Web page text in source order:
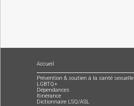
Accueil
Prévention & soutien à la santé sexuelle
LGBTQ+
Dépendances
Itinérance
Dictionnaire LSQ/ASL